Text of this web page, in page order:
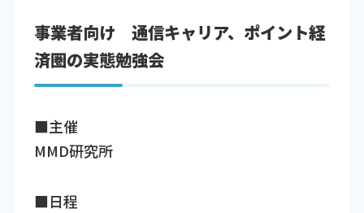
事業者向け 通信キャリア、ポイント経
済圏の実態勉強会
■主催
MMD研究所
■日程